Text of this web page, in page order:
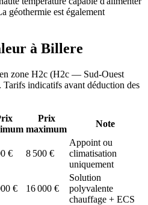
géothermie est également
à Billere
zone H2c (H2c — Sud-Ouest
indicatifs avant déduction des
Prix
maximum
Note
€ 8 500 €
Appoint ou
climatisation
uniquement
€ 16 000 €
Solution
polyvalente
chauffage + ECS